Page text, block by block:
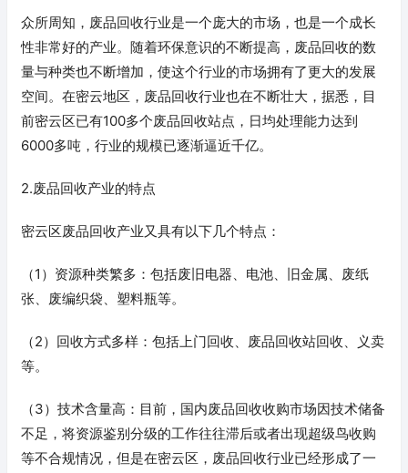
众所周知，废品回收行业是一个庞大的市场，也是一个成长
性非常好的产业。随着环保意识的不断提高，废品回收的数
量与种类也不断增加，使这个行业的市场拥有了更大的发展
空间。在密云地区，废品回收行业也在不断壮大，据悉，目
前密云区已有100多个废品回收站点，日均处理能力达到
6000多吨，行业的规模已逐渐逼近千亿。
2.废品回收产业的特点
密云区废品回收产业又具有以下几个特点：
（1）资源种类繁多：包括废旧电器、电池、旧金属、废纸
张、废编织袋、塑料瓶等。
（2）回收方式多样：包括上门回收、废品回收站回收、义卖
等。
（3）技术含量高：目前，国内废品回收收购市场因技术储备
不足，将资源鉴别分级的工作往往滞后或者出现超级鸟收购
等不合规情况，但是在密云区，废品回收行业已经形成了一